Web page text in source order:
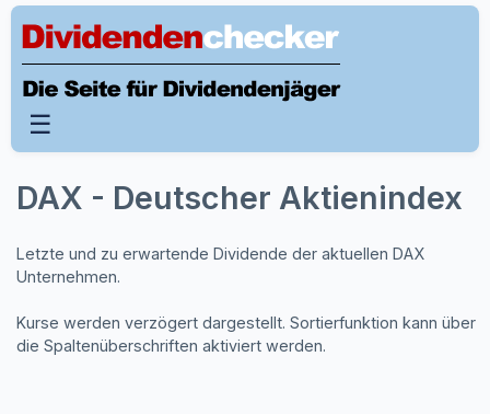
☰
DAX - Deutscher Aktienindex
Letzte und zu erwartende Dividende der aktuellen DAX
Unternehmen.
Kurse werden verzögert dargestellt. Sortierfunktion kann über
die Spaltenüberschriften aktiviert werden.